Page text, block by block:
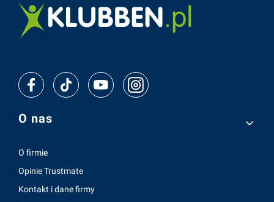
Linki w stopce
O nas
O firmie
Opinie Trustmate
Kontakt i dane firmy